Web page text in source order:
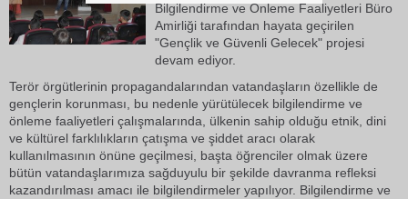
Bilgilendirme ve Önleme Faaliyetleri Büro
Amirliği tarafından hayata geçirilen
"Gençlik ve Güvenli Gelecek" projesi
devam ediyor.
Terör örgütlerinin propagandalarından vatandaşların özellikle de
gençlerin korunması, bu nedenle yürütülecek bilgilendirme ve
önleme faaliyetleri çalışmalarında, ülkenin sahip olduğu etnik, dini
ve kültürel farklılıkların çatışma ve şiddet aracı olarak
kullanılmasının önüne geçilmesi, başta öğrenciler olmak üzere
bütün vatandaşlarımıza sağduyulu bir şekilde davranma refleksi
kazandırılması amacı ile bilgilendirmeler yapılıyor. Bilgilendirme ve